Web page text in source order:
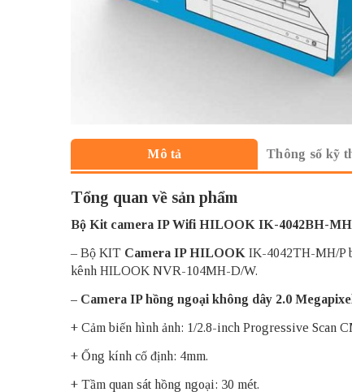
Mô tả Thông số kỹ
Tổng quan về sản phẩm
Bộ Kit camera IP Wifi HILOOK IK-4042BH-
– Bộ KIT Camera IP HILOOK IK-4042TH-MH/P
kênh HILOOK NVR-104MH-D/W.
– Camera IP hồng ngoại không dây 2.0
+ Cảm biến hình ảnh: 1/2.8-inch Progressive Scan
+ Ống kính cố định: 4mm.
+ Tầm quan sát hồng ngoại: 30 mét.